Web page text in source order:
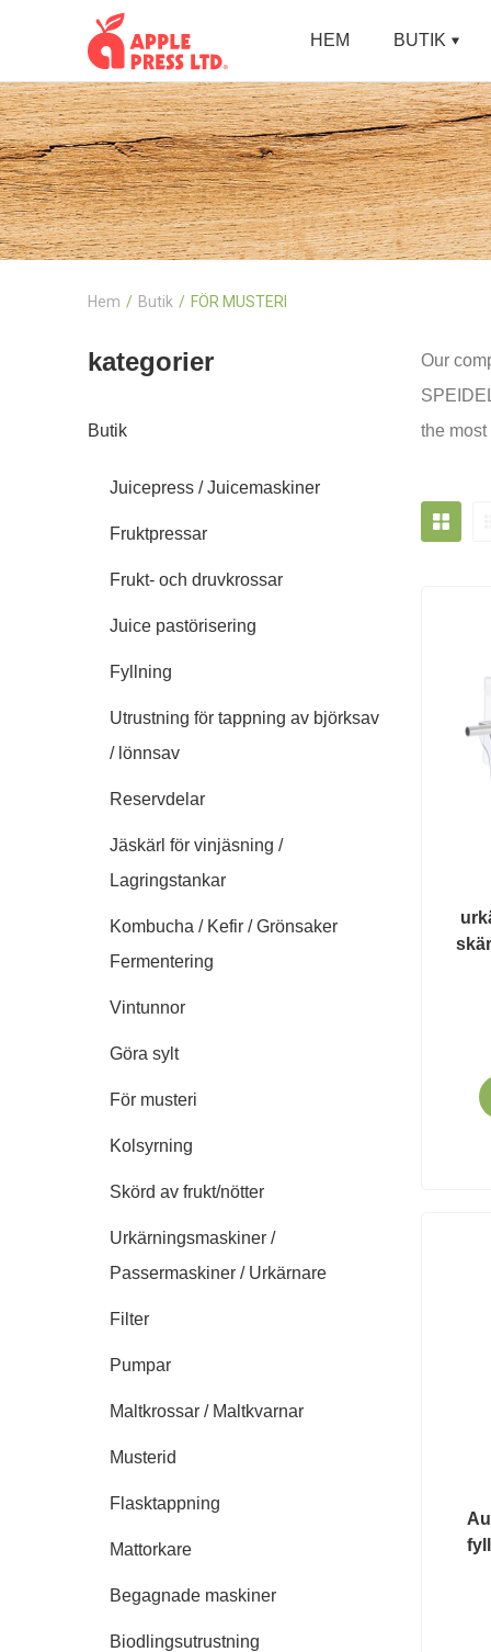
HEM BUTIK
Hem Butik FÖR MUSTERI
kategorier
Butik
Juicepress / Juicemaskiner
Fruktpressar
Frukt- och druvkrossar
Juice pastörisering
Fyllning
Utrustning för tappning av björksav
/ lönnsav
Reservdelar
Jäskärl för vinjäsning /
Lagringstankar
Kombucha / Kefir / Grönsaker
Fermentering
Vintunnor
Göra sylt
För musteri
Kolsyrning
Skörd av frukt/nötter
Urkärningsmaskiner /
Passermaskiner / Urkärnare
Filter
Pumpar
Maltkrossar / Maltkvarnar
Musterid
Flasktappning
Mattorkare
Begagnade maskiner
Biodlingsutrustning
Our
the